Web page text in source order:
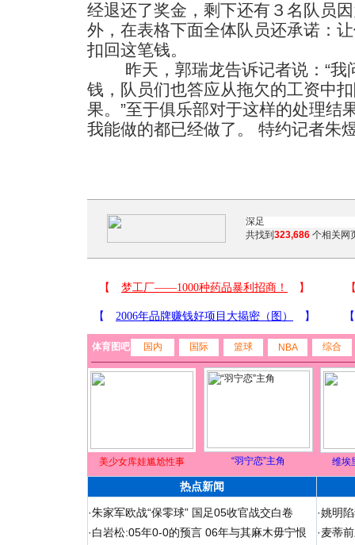
经退还了奖金，剩下还有３名队员
外，在表格下面全体队员还承诺：
扣回这笔钱。
昨天，郭瑞龙告诉记者说：“我
钱，队员们也答应从拖欠的工资中
果。”至于俱乐部对于这样的处理结
我能做的都已经做了。 特约记者朱
共找到 323,686 个相关网
体育图吧 国内 国际 篮球 NBA 综合
美少女库娃尴尬性事 “羽宁恋”主角 维埃
热点新闻
·朱家军欧战“保零球” 国足05收官战交白卷
·白岩松:05年0-0的预言 06年与其麻木毋宁恨
·姚明
·麦蒂